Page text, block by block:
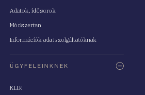
Adatok, idősorok
Módszertan
Információk adatszolgáltatóknak
ÜGYFELEINKNEK
KLIR